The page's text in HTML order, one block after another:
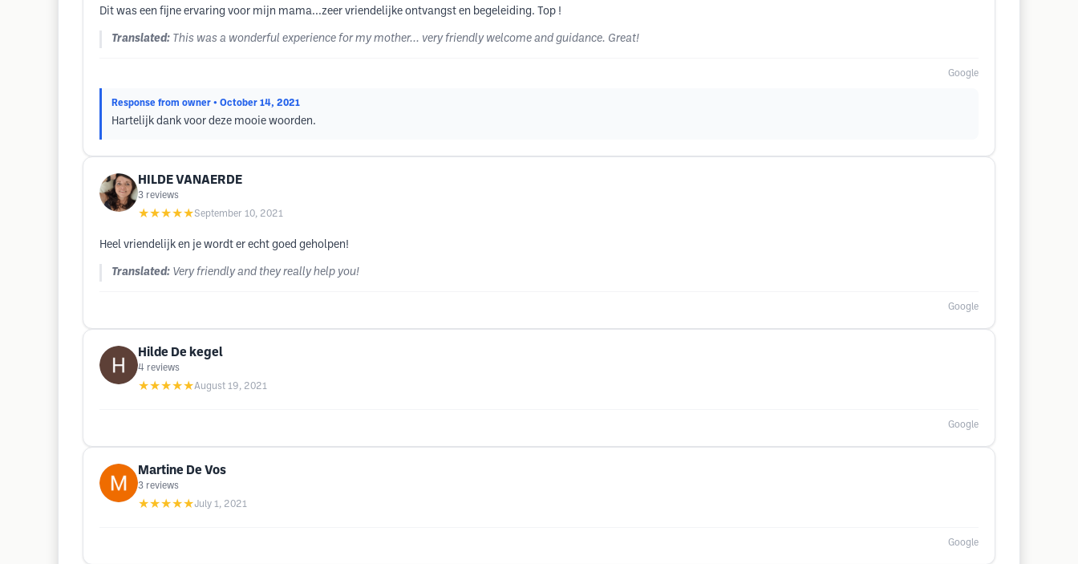
Dit was een fijne ervaring voor mijn mama...zeer vriendelijke ontvangst en begeleiding. Top !
Translated: This was a wonderful experience for my mother... very friendly welcome and guidance. Great!
Google
Response from owner • October 14, 2021
Hartelijk dank voor deze mooie woorden.
HILDE VANAERDE
3 reviews
★★★★★September 10, 2021
Heel vriendelijk en je wordt er echt goed geholpen!
Translated: Very friendly and they really help you!
Google
Hilde De kegel
4 reviews
★★★★★August 19, 2021
Google
Martine De Vos
3 reviews
★★★★★July 1, 2021
Google